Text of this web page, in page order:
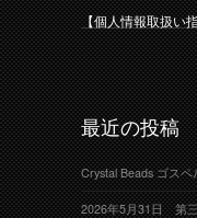
【個人情報取扱い
最近の投稿
Crystal Beads ゴス
2026年5月31日